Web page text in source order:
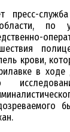
пресс-
по
крови,
в ходе